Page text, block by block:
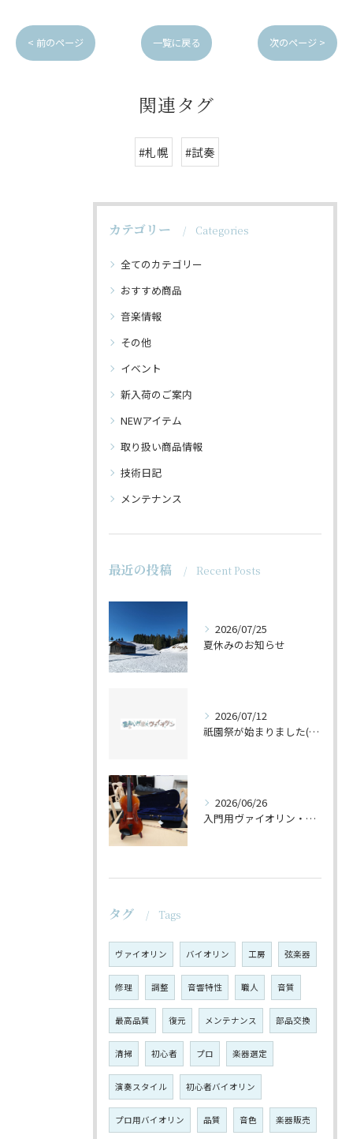
< 前のページ 一覧に戻る 次のページ >
関連タグ
#札幌 #試奏
カテゴリー Categories
全てのカテゴリー
おすすめ商品
音楽情報
その他
イベント
新入荷のご案内
NEWアイテム
取り扱い商品情報
技術日記
メンテナンス
最近の投稿 Recent Posts
2026/07/25
夏休みのお知らせ
2026/07/12
祇園祭が始まりました(^^♪
2026/06/26
入門用ヴァイオリン・セットの仕上げ♪
タグ Tags
ヴァイオリン バイオリン 工房 弦楽器
修理 調整 音響特性 職人 音質
最高品質 復元 メンテナンス 部品交換
清掃 初心者 プロ 楽器選定
演奏スタイル 初心者バイオリン
プロ用バイオリン 品質 音色 楽器販売